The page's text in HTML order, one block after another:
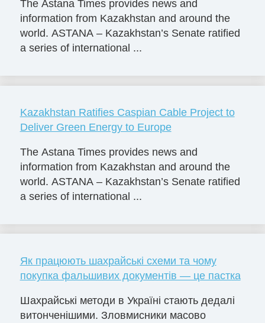
The Astana Times provides news and
information from Kazakhstan and around the
world. ASTANA – Kazakhstan’s Senate ratified
a series of international ...
Kazakhstan Ratifies Caspian Cable Project to
Deliver Green Energy to Europe
The Astana Times provides news and
information from Kazakhstan and around the
world. ASTANA – Kazakhstan’s Senate ratified
a series of international ...
Як працюють шахрайські схеми та чому
покупка фальшивих документів — це пастка
Шахрайські методи в Україні стають дедалі
витонченішими. Зловмисники масово